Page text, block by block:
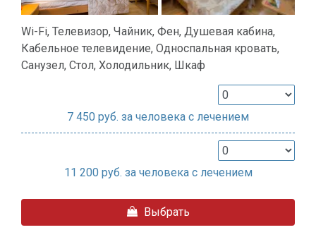
Wi-Fi, Телевизор, Чайник, Фен, Душевая кабина,
Кабельное телевидение, Односпальная кровать,
Санузел, Стол, Холодильник, Шкаф
7 450 руб. за человека с лечением
11 200 руб. за человека с лечением
Выбрать